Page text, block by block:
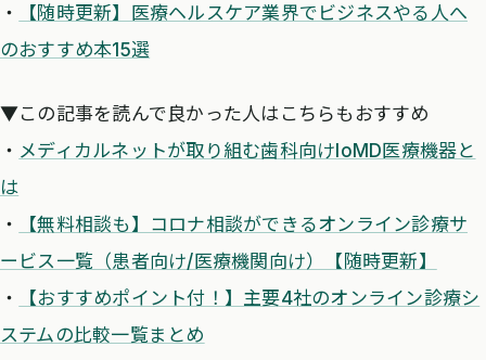
・
【随時更新】医療ヘルスケア業界でビジネスやる人へ
のおすすめ本15選
▼この記事を読んで良かった人はこちらもおすすめ
・ メディカルネットが取り組む歯科向けIoMD医療機器と
は
・
【無料相談も】コロナ相談ができるオンライン診療サ
ービス一覧（患者向け/医療機関向け）【随時更新】
・
【おすすめポイント付！】主要4社のオンライン診療シ
ステムの比較一覧まとめ